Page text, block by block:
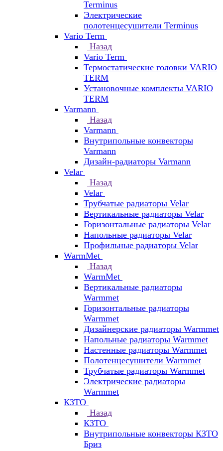
Terminus
Электрические
полотенцесушители Terminus
Vario Term
Назад
Vario Term
Термостатические головки VARIO
TERM
Установочные комплекты VARIO
TERM
Varmann
Назад
Varmann
Внутрипольные конвекторы
Varmann
Дизайн-радиаторы Varmann
Velar
Назад
Velar
Трубчатые радиаторы Velar
Вертикальные радиаторы Velar
Горизонтальные радиаторы Velar
Напольные радиаторы Velar
Профильные радиаторы Velar
WarmMet
Назад
WarmMet
Вертикальные радиаторы
Warmmet
Горизонтальные радиаторы
Warmmet
Дизайнерские радиаторы Warmmet
Напольные радиаторы Warmmet
Настенные радиаторы Warmmet
Полотенцесушители Warmmet
Трубчатые радиаторы Warmmet
Электрические радиаторы
Warmmet
КЗТО
Назад
КЗТО
Внутрипольные конвекторы КЗТО
Бриз